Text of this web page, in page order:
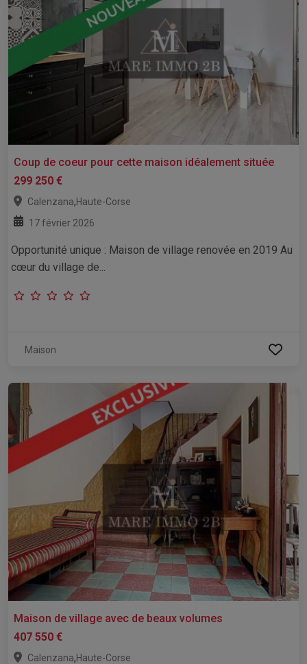
Coup de coeur pour cette maison idéalement située
299 250 €
Calenzana,Haute-Corse
17 février 2026
Opportunité unique : Maison de village renovée en 2019 Au
cœur du village de...
Maison
Maison de village avec de beaux volumes
407 550 €
Calenzana,Haute-Corse